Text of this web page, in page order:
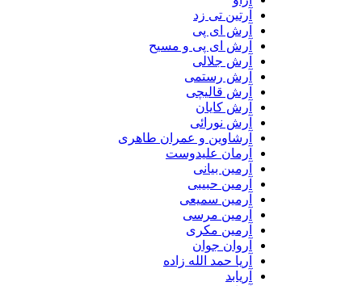
آرتین تی زد
آرش ای پی
آرش ای پی و مسیح
آرش جلالی
آرش رستمی
آرش قالیچی
آرش کایان
آرش نورائی
آرشاوین و عمران طاهری
آرمان علیدوست
آرمین بیانی
آرمین حبیبی
آرمین سمیعی
آرمین مرسی
آرمین مکری
آروان جوان
آریا حمد الله زاده
آریابد